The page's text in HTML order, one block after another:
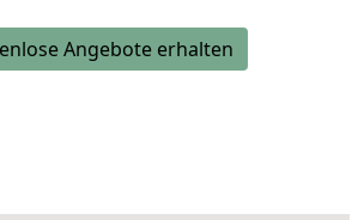
Angebote erhalten